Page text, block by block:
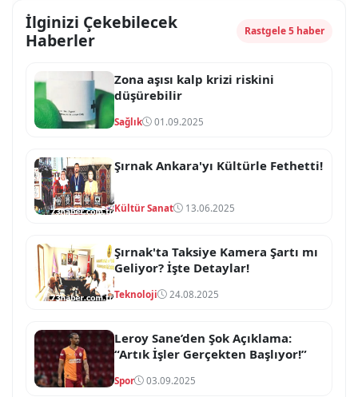
İlginizi Çekebilecek
Haberler
Rastgele 5 haber
Zona aşısı kalp krizi riskini
düşürebilir
Sağlık 01.09.2025
Şırnak Ankara'yı Kültürle Fethetti!
Kültür Sanat 13.06.2025
Şırnak'ta Taksiye Kamera Şartı mı
Geliyor? İşte Detaylar!
Teknoloji 24.08.2025
Leroy Sane’den Şok Açıklama:
“Artık İşler Gerçekten Başlıyor!”
Spor 03.09.2025